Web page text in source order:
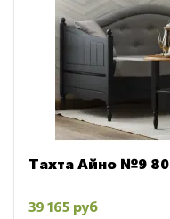
Тахта Айно №9 80
39 165 руб